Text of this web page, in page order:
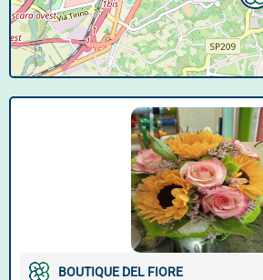
BOUTIQUE DEL FIORE